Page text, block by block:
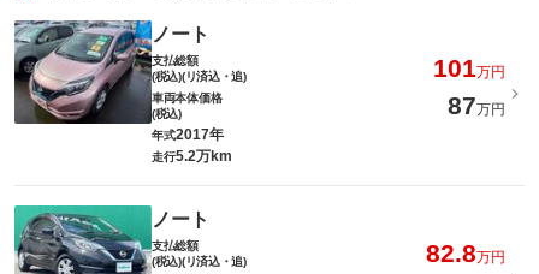
ノート
支払総額
(税込)(リ済込・追)
101万円
車両本体価格
(税込)
87万円
年式2017年
走行5.2万km
ノート
支払総額
(税込)(リ済込・追)
82.8万円